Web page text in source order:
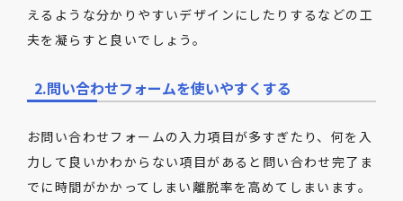
えるような分かりやすいデザインにしたりするなどの工
夫を凝らすと良いでしょう。
2.問い合わせフォームを使いやすくする
お問い合わせフォームの入力項目が多すぎたり、何を入
力して良いかわからない項目があると問い合わせ完了ま
でに時間がかかってしまい離脱率を高めてしまいます。